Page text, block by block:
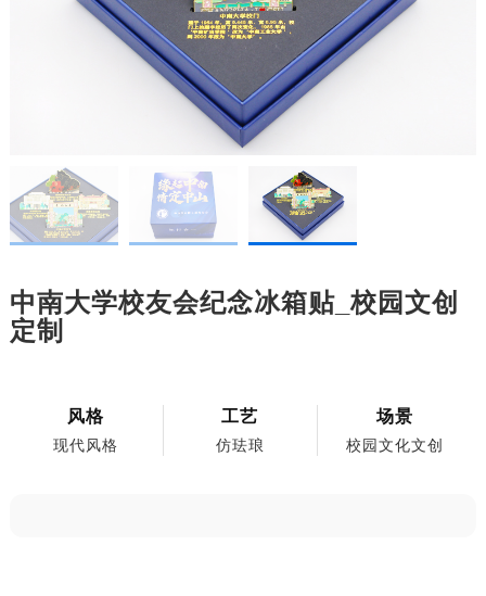
中南大学校友会纪念冰箱贴_校园文创
定制
风格
现代风格
工艺
仿珐琅
场景
校园文化文创